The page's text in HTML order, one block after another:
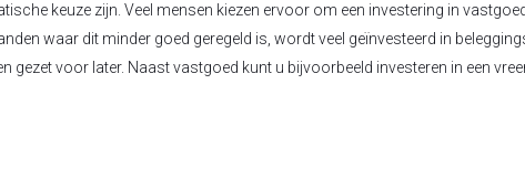
keuze zijn. Veel mensen kiezen ervoor om een investering in
waar dit minder goed geregeld is, wordt veel geïnvesteerd in
voor later. Naast vastgoed kunt u bijvoorbeeld investeren in een